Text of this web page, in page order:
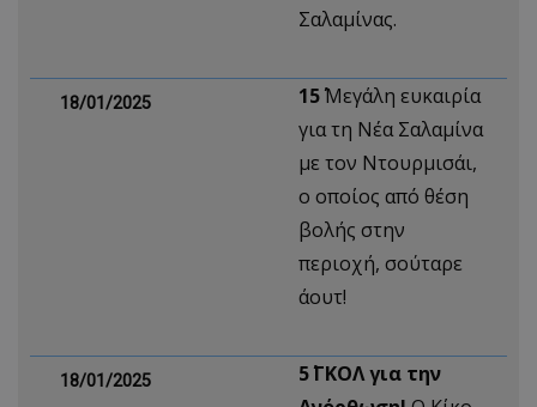
Σαλαμίνας.
18/01/2025 15΄Μεγάλη ευκαιρία
για τη Νέα Σαλαμίνα
με τον Ντουρμισάι,
ο οποίος από θέση
βολής στην
περιοχή, σούταρε
άουτ!
18/01/2025
5΄ ΓΚΟΛ για την